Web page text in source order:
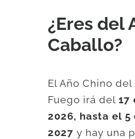
¿Eres del
Caballo?
El Año Chino
Fuego irá del17
2026, hasta el
2027 y hay una